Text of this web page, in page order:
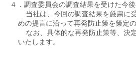
４．調査委員会の調査結果を受けた今
当社は、今回の調査結果を厳粛に
めの提言に沿って再発防止策を策定
なお、具体的な再発防止策等、決
いたします。